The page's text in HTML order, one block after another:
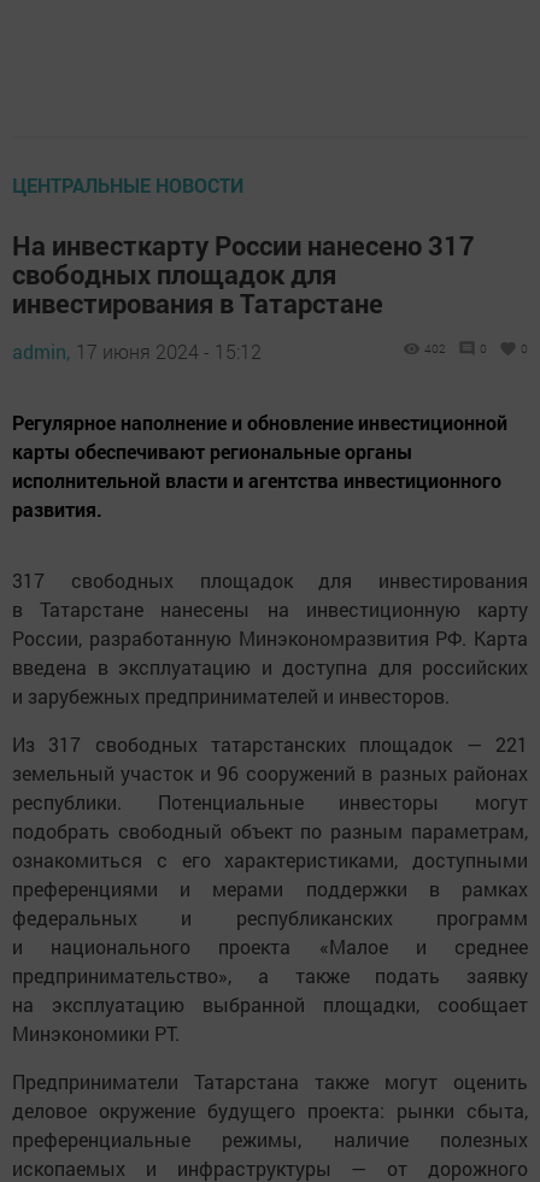
ЦЕНТРАЛЬНЫЕ НОВОСТИ
На инвесткарту России нанесено 317
свободных площадок для
инвестирования в Татарстане
admin, 17 июня 2024 - 15:12 402 0 0
Регулярное наполнение и обновление инвестиционной
карты обеспечивают региональные органы
исполнительной власти и агентства инвестиционного
развития.
317 свободных площадок для инвестирования
в Татарстане нанесены на инвестиционную карту
России, разработанную Минэкономразвития РФ. Карта
введена в эксплуатацию и доступна для российских
и зарубежных предпринимателей и инвесторов.
Из 317 свободных татарстанских площадок — 221
земельный участок и 96 сооружений в разных районах
республики. Потенциальные инвесторы могут
подобрать свободный объект по разным параметрам,
ознакомиться с его характеристиками, доступными
преференциями и мерами поддержки в рамках
федеральных и республиканских программ
и национального проекта «Малое и среднее
предпринимательство», а также подать заявку
на эксплуатацию выбранной площадки, сообщает
Минэкономики РТ.
Предприниматели Татарстана также могут оценить
деловое окружение будущего проекта: рынки сбыта,
преференциальные режимы, наличие полезных
ископаемых и инфраструктуры — от дорожного